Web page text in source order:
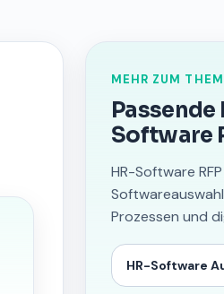
MEHR ZUM
Passende
Software
HR-Software
Prozessen und
HR-Software